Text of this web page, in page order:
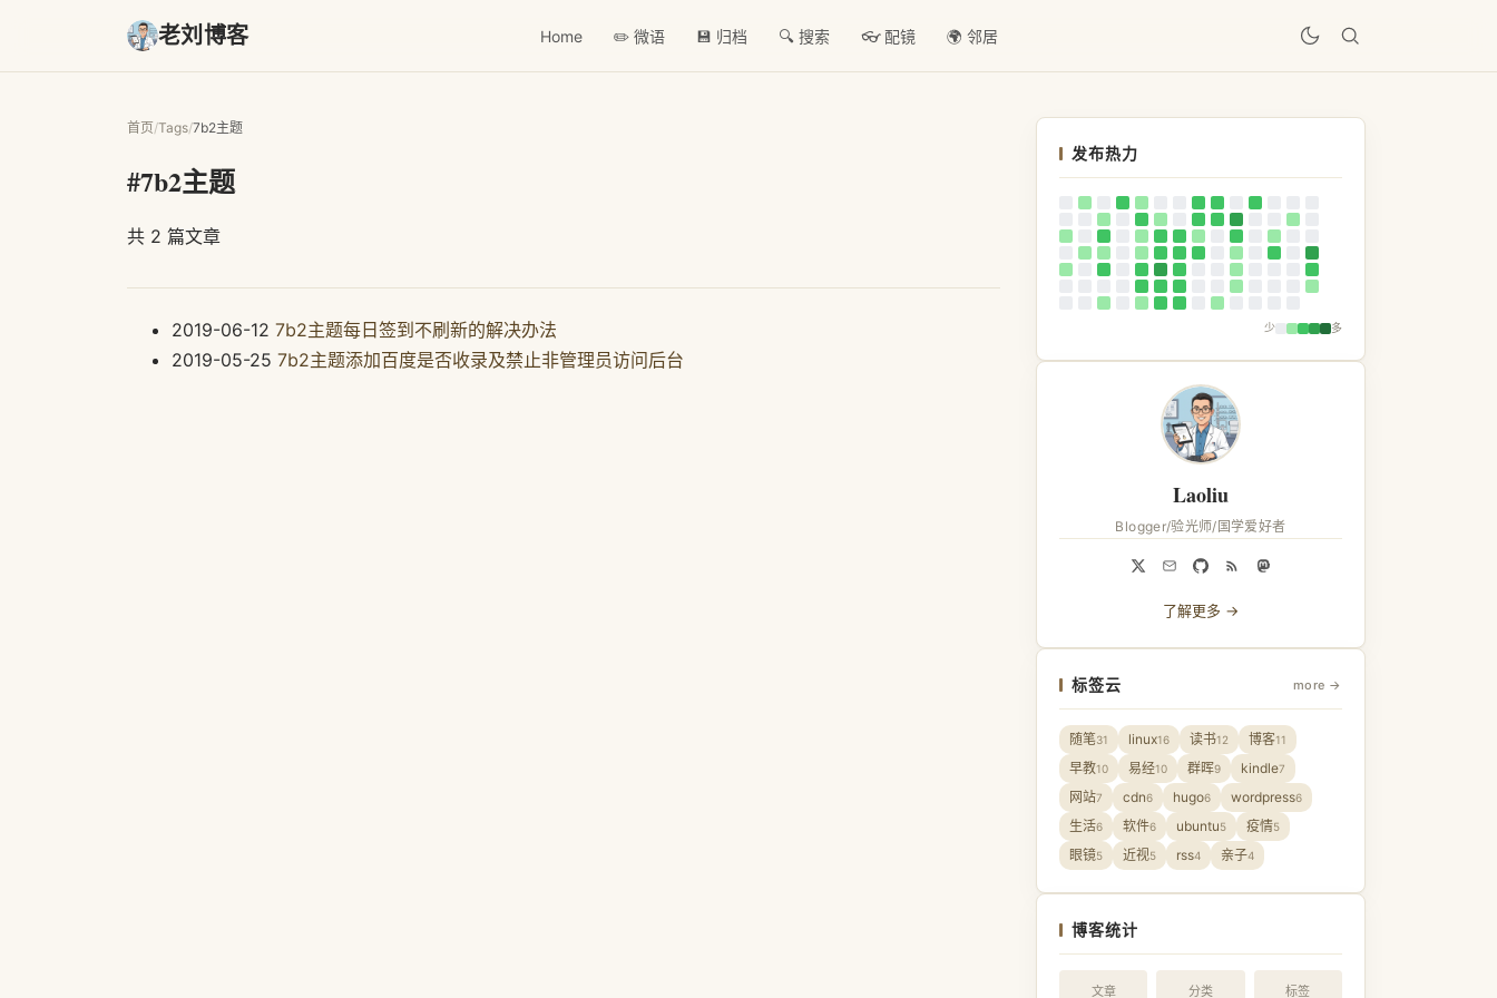
老刘博客 Home ✏️ 微语 💾 归档 🔍 搜索 👓 配镜 🌍 邻居
首页/Tags/7b2主题
#7b2主题
共 2 篇文章
2019-06-12 7b2主题每日签到不刷新的解决办法
2019-05-25 7b2主题添加百度是否收录及禁止非管理员访问后台
发布热力
少 多
Laoliu
Blogger/验光师/国学爱好者
了解更多 →
标签云 more →
随笔31 linux16 读书12 博客11
早教10 易经10 群晖9 kindle7
网站7 cdn6 hugo6 wordpress6
生活6 软件6 ubuntu5 疫情5
眼镜5 近视5 rss4 亲子4
博客统计
文章 分类 标签